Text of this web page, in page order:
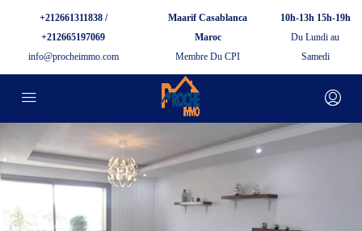
+212661311838 /
+212665197069
info@procheimmo.com
Maarif Casablanca
Maroc
Membre Du CPI
10h-13h 15h-19h
Du Lundi au
Samedi